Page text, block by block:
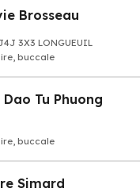
Brosseau
3X3 LONGUEUIL
buccale
Tu Phuong
buccale
Simard